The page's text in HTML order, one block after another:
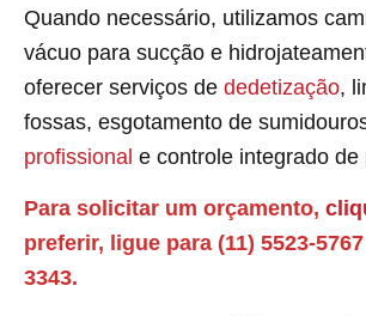
Quando necessário, utilizamos
vácuo para sucção e
oferecer serviços de dedetização,
fossas, esgotamento de
profissional e controle integrado de
Para solicitar um orçamento,
preferir, ligue para (11) 5523-
3343.